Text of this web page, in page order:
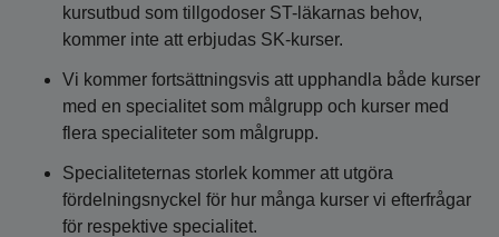
kursutbud som tillgodoser ST-läkarnas behov,
kommer inte att erbjudas SK-kurser.
Vi kommer fortsättningsvis att upphandla både kurser
med en specialitet som målgrupp och kurser med
flera specialiteter som målgrupp.
Specialiteternas storlek kommer att utgöra
fördelningsnyckel för hur många kurser vi efterfrågar
för respektive specialitet.